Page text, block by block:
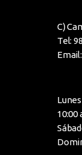
C)
Tel:
10:00